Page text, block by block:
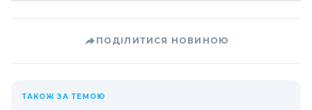
ПОДІЛИТИСЯ НОВИНОЮ
ТАКОЖ ЗА ТЕМОЮ